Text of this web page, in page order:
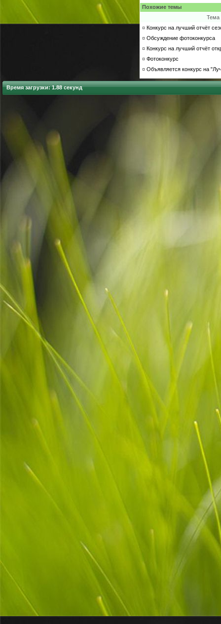
Похожие темы
Тема
¤ Конкурс на лучший отчёт
¤ Обсуждение фотоконкурса
¤ Конкурс на лучший отчёт
¤ Фотоконкурс
¤ Объявляется конкурс на
Время загрузки: 1.88 секунд